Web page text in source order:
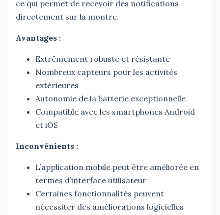
ce qui permet de recevoir des notifications
directement sur la montre.
Avantages :
Extrêmement robuste et résistante
Nombreux capteurs pour les activités
extérieures
Autonomie de la batterie exceptionnelle
Compatible avec les smartphones Android
et iOS
Inconvénients :
L’application mobile peut être améliorée en
termes d’interface utilisateur
Certaines fonctionnalités peuvent
nécessiter des améliorations logicielles